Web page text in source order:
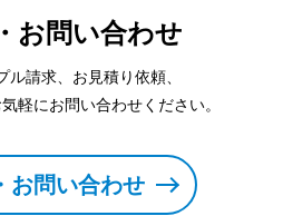
お問い合わせ
ル請求、お見積り依頼、
軽にお問い合わせください。
お問い合わせ